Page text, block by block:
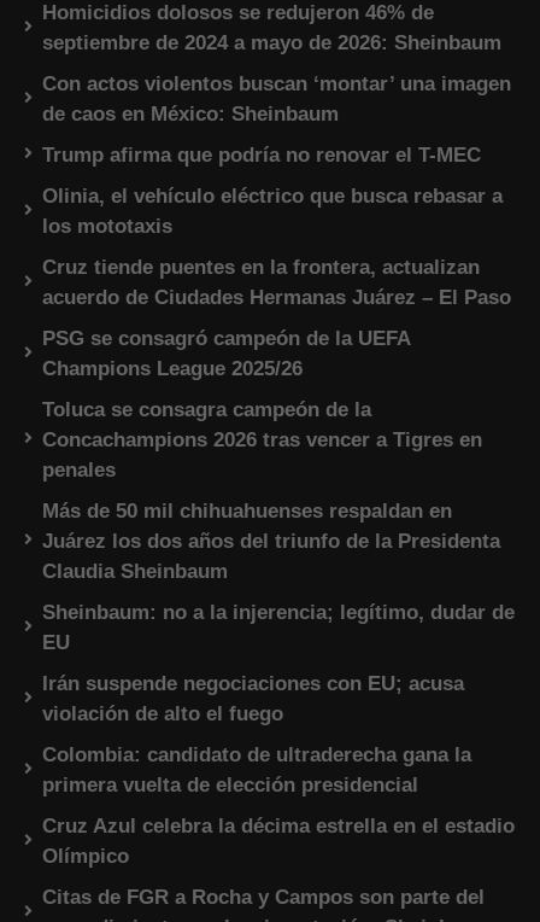
Homicidios dolosos se redujeron 46% de
septiembre de 2024 a mayo de 2026: Sheinbaum
Con actos violentos buscan ‘montar’ una imagen
de caos en México: Sheinbaum
Trump afirma que podría no renovar el T-MEC
Olinia, el vehículo eléctrico que busca rebasar a
los mototaxis
Cruz tiende puentes en la frontera, actualizan
acuerdo de Ciudades Hermanas Juárez – El Paso
PSG se consagró campeón de la UEFA
Champions League 2025/26
Toluca se consagra campeón de la
Concachampions 2026 tras vencer a Tigres en
penales
Más de 50 mil chihuahuenses respaldan en
Juárez los dos años del triunfo de la Presidenta
Claudia Sheinbaum
Sheinbaum: no a la injerencia; legítimo, dudar de
EU
Irán suspende negociaciones con EU; acusa
violación de alto el fuego
Colombia: candidato de ultraderecha gana la
primera vuelta de elección presidencial
Cruz Azul celebra la décima estrella en el estadio
Olímpico
Citas de FGR a Rocha y Campos son parte del